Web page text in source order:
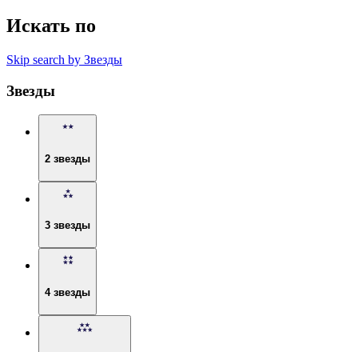
Искать по
Skip search by Звезды
Звезды
2 звезды
3 звезды
4 звезды